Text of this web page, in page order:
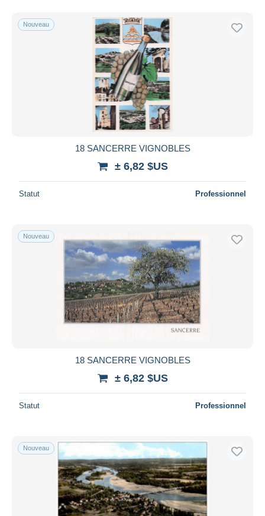
Nouveau
18 SANCERRE VIGNOBLES
± 6,82 $US
Statut Professionnel
Nouveau
18 SANCERRE VIGNOBLES
± 6,82 $US
Statut Professionnel
Nouveau